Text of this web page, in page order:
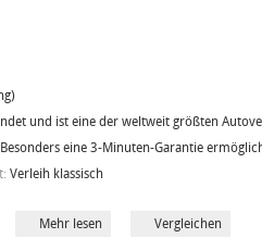
und ist eine der weltweit größten
eine 3-Minuten-Garantie
Verleih klassisch
Mehr lesen Vergleichen